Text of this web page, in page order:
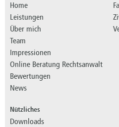
Home
Leistungen
Über mich
Team
Impressionen
Online Beratung Rechtsanwalt
Bewertungen
News
Nützliches
Downloads